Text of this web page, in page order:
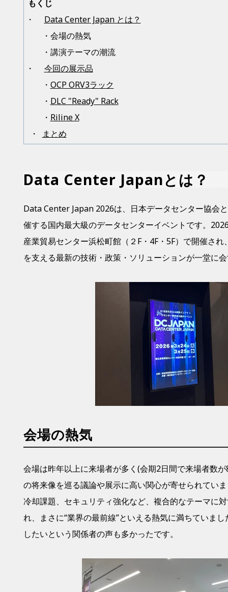
もくじ
・ Data Center Japan とは？
・会場の熱気
・講演テーマの潮流
・
今回の展示品
・ OCP ORV3ラック
・ DLC "Ready" Rack
・ Riline X
・
まとめ
Data Center Japanとは？
Data Center Japan 2026は、日本データセンター協会
催する国内最大級のデータセンターイベントです。
産業貿易センター浜松町館（２F・4F・5F）で開催され
を支える最新の技術・政策・ソリューションが一堂に
会場の熱気
会場は昨年以上に来場者が多く(会期2日間で来場者数
の将来像を巡る議論や展示に高い関心が寄せられてい
冷却課題、セキュリティ強化など、複合的なテーマに
れ、まさに“業界の最前線”といえる熱気に満ちていま
したいという関係者の声も多かったです。